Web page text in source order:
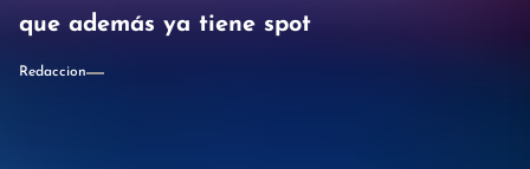
que además ya tiene spot
Redaccion